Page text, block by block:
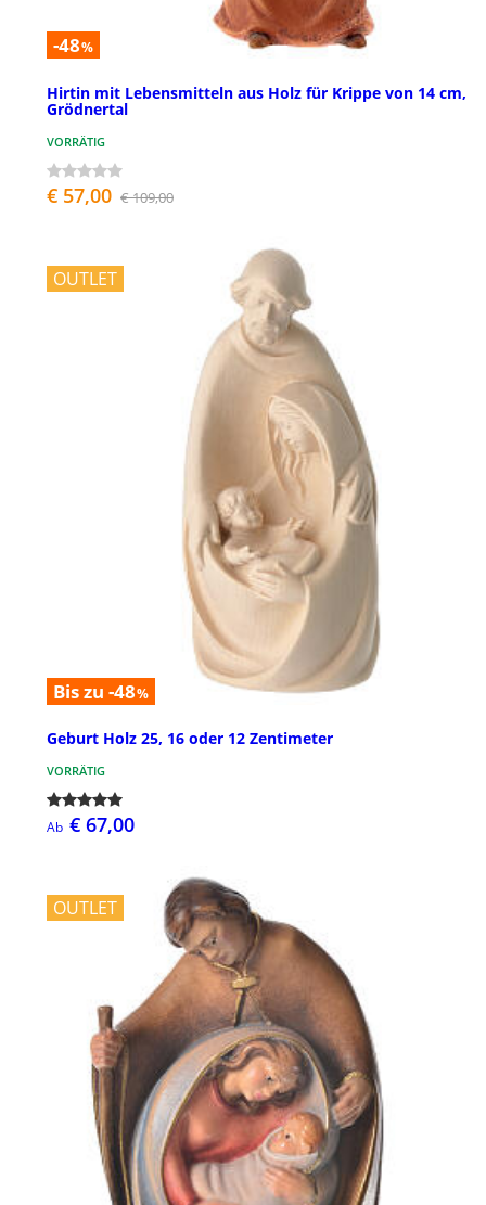
-48%
Hirtin mit Lebensmitteln aus Holz für Krippe von 14 cm,
Grödnertal
VORRÄTIG
€ 57,00 € 109,00
OUTLET
Bis zu -48%
Geburt Holz 25, 16 oder 12 Zentimeter
VORRÄTIG
Ab € 67,00
OUTLET